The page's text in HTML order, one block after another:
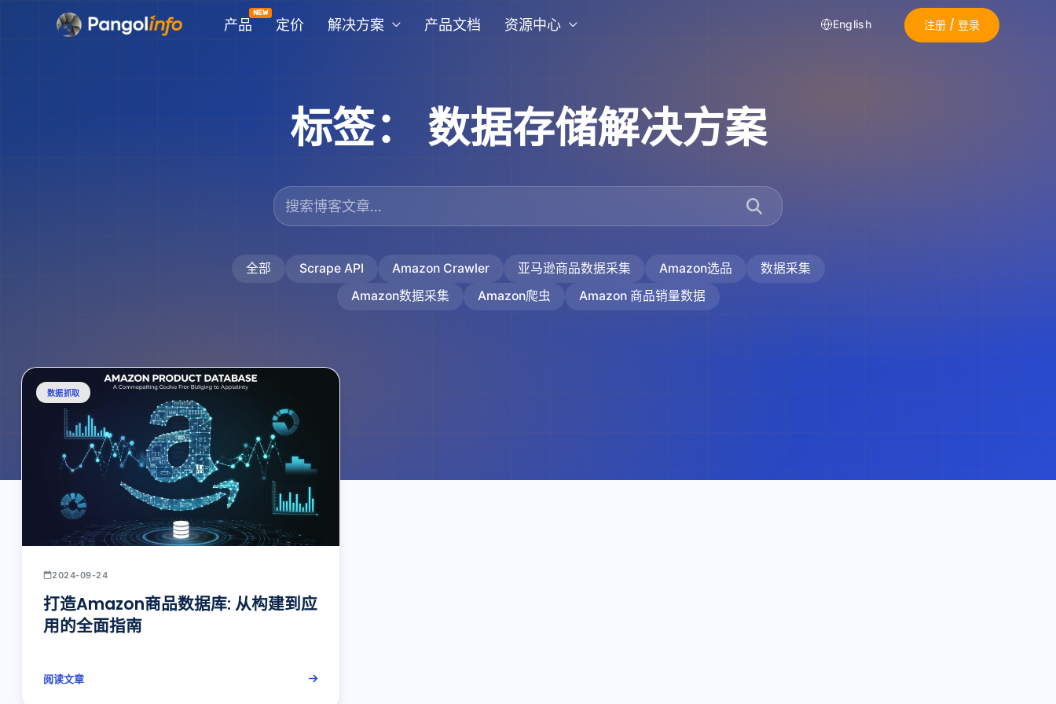
产品 定价 解决方案 产品文档 资源中心 English 注册 / 登录
标签： 数据存储解决方案
全部 Scrape API Amazon Crawler 亚马逊商品数据采集 Amazon选品
数据采集
Amazon数据采集
Amazon爬虫 Amazon 商品销量数据
数据抓取
2024-09-24
打造Amazon商品数据库: 从构建到应
用的全面指南
阅读文章